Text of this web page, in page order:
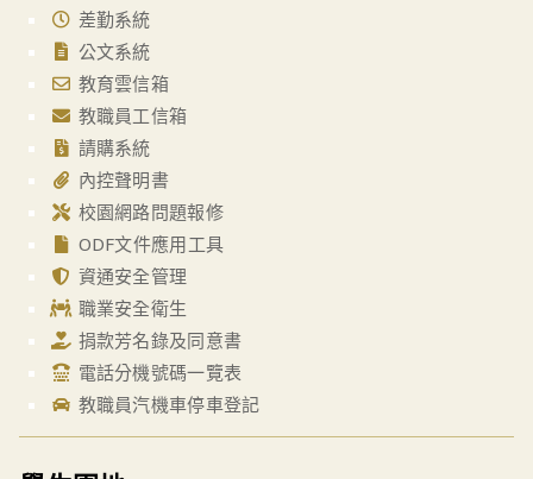
差勤系統
公文系統
教育雲信箱
教職員工信箱
請購系統
內控聲明書
校園網路問題報修
ODF文件應用工具
資通安全管理
職業安全衛生
捐款芳名錄及同意書
電話分機號碼一覽表
教職員汽機車停車登記